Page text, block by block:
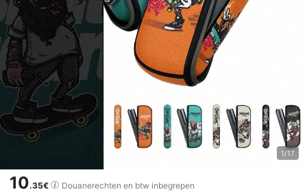
1/17
10.35€ Douanerechten en btw inbegrepen